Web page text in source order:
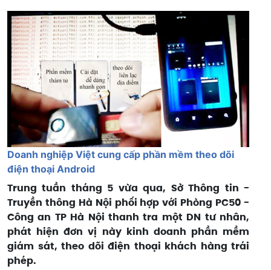
Doanh nghiệp Việt cung cấp phần mềm theo dõi
điện thoại Android
Trung tuần tháng 5 vừa qua, Sở Thông tin -
Truyền thông Hà Nội phối hợp với Phòng PC50 -
Công an TP Hà Nội thanh tra một DN tư nhân,
phát hiện đơn vị này kinh doanh phần mềm
giám sát, theo dõi điện thoại khách hàng trái
phép.